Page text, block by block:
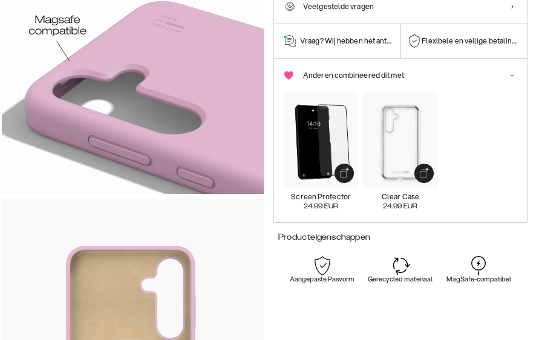
Veelgestelde vragen
Vraag? Wij hebben het antwoord! Flexibele en veilige betalingen
Anderen combineered dit met
Screen Protector
24.99 EUR
Clear Case
24.99 EUR
Producteigenschappen
Aangepaste Pasvorm Gerecycled materiaal MagSafe-compatibel